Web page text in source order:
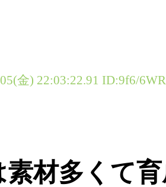
金) 22:03:22.91 ID:9f6/
素材多くて